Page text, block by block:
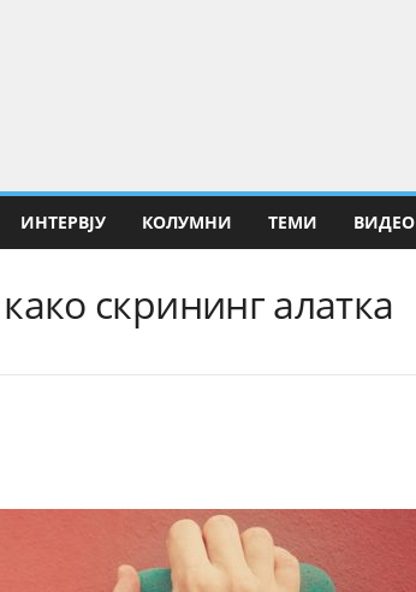
ИНТЕРВЈУ КОЛУМНИ ТЕМИ ВИДЕО
скрининг алатка